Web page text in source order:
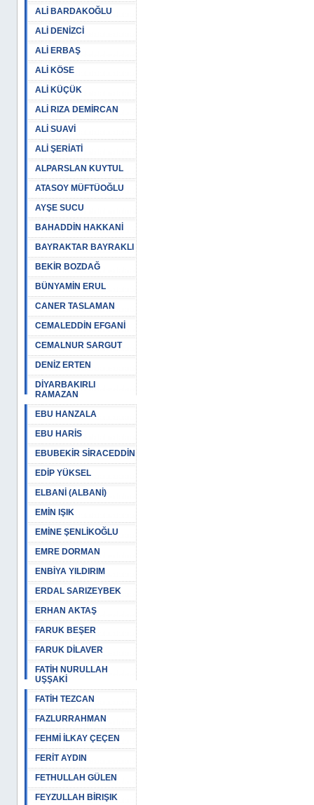
ALİ BARDAKOĞLU
ALİ DENİZCİ
ALİ ERBAŞ
ALİ KÖSE
ALİ KÜÇÜK
ALİ RIZA DEMİRCAN
ALİ SUAVİ
ALİ ŞERİATİ
ALPARSLAN KUYTUL
ATASOY MÜFTÜOĞLU
AYŞE SUCU
BAHADDİN HAKKANİ
BAYRAKTAR BAYRAKLI
BEKİR BOZDAĞ
BÜNYAMİN ERUL
CANER TASLAMAN
CEMALEDDİN EFGANİ
CEMALNUR SARGUT
DENİZ ERTEN
DİYARBAKIRLI
RAMAZAN
EBU HANZALA
EBU HARİS
EBUBEKİR SİRACEDDİN
EDİP YÜKSEL
ELBANİ (ALBANİ)
EMİN IŞIK
EMİNE ŞENLİKOĞLU
EMRE DORMAN
ENBİYA YILDIRIM
ERDAL SARIZEYBEK
ERHAN AKTAŞ
FARUK BEŞER
FARUK DİLAVER
FATİH NURULLAH
UŞŞAKİ
FATİH TEZCAN
FAZLURRAHMAN
FEHMİ İLKAY ÇEÇEN
FERİT AYDIN
FETHULLAH GÜLEN
FEYZULLAH BİRIŞIK